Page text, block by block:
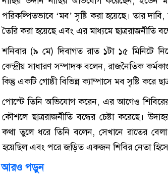
পরিকল্পিতভাবে ‘মব’ সৃষ্টি করা হয়েছে। তার দাবি,
তৈরি করা হয়েছে এবং এর মাধ্যমে ছাত্ররাজনীতি
শনিবার (৯ মে) দিবাগত রাত ১টা ১৫ মিনিটে
কেন্দ্রীয় সাধারণ সম্পাদক বলেন, রাজনৈতিক
কিন্তু একটি গোষ্ঠী বিভিন্ন ক্যাম্পাসে মব সৃষ্টি করে
পোস্টে তিনি অভিযোগ করেন, এর আগেও শিবিরের
কৌশলে ছাত্ররাজনীতি বন্ধের চেষ্টা করেছে।
কথা তুলে ধরে তিনি বলেন, সেখানে রাতের বেলা
হয়েছিল এবং পরে জড়িত একজন শিবির নেতা
আরও পড়ুন